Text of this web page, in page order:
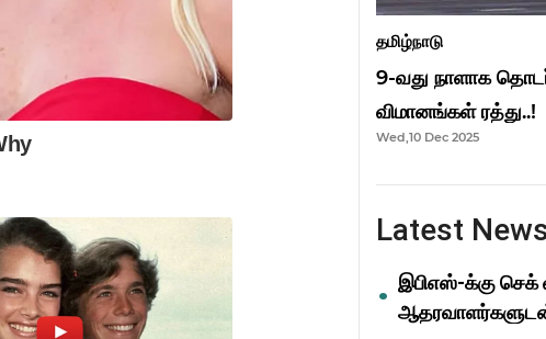
தமிழ்நாடு
9-வது நாளாக
விமானங்கள் ரத்து..!
Wed,10 Dec 2025
Latest
இபிஎஸ்-க்கு